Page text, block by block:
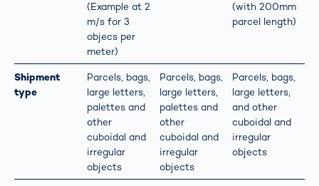
(Example at 2
m/s for 3
objecs per
meter)
(with 200mm
parcel length)
Shipment
type
Parcels, bags,
large letters,
palettes and
other
cuboidal and
irregular
objects
Parcels, bags,
large letters,
palettes and
other
cuboidal and
irregular
objects
Parcels, bags,
large letters,
and other
cuboidal and
irregular
objects